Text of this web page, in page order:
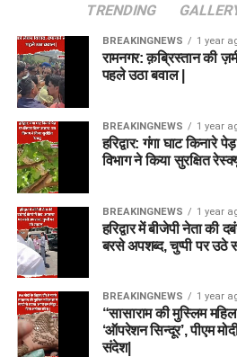
TRENDING
BREAKINGNEWS 1 year
रामनगर: क़ब्रिस्तान की
पहले उठा बवाल |
BREAKINGNEWS 1 year
हरिद्वार: गंगा घाट किनारे
विभाग ने किया सुरक्षित
BREAKINGNEWS 1 year
हरिद्वार में बीजेपी नेता
बरसे अपशब्द, चुप्पी पर उठे
BREAKINGNEWS 1 year
“सासाराम की मुस्लिम
‘ऑपरेशन सिन्दूर’, पीएम
संदेश|